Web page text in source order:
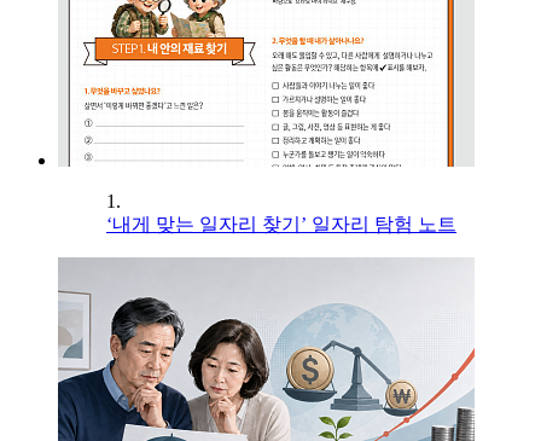
1.
‘내게 맞는 일자리 찾기’ 일자리 탐험 노트